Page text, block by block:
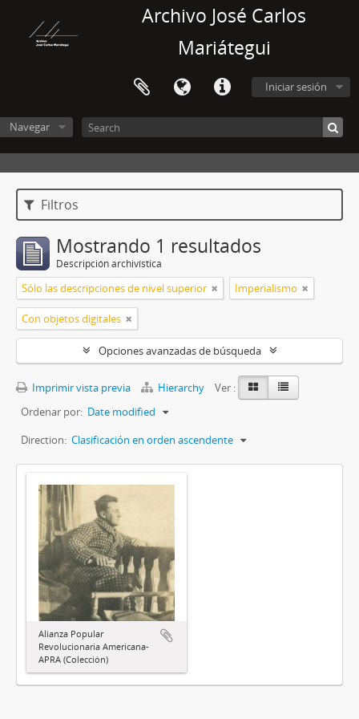
Archivo José Carlos
Mariátegui
Iniciar sesión
Navegar
Filtros
Mostrando 1 resultados
Descripción archivística
Sólo las descripciones de nivel superior Imperialismo
Con objetos digitales
Opciones avanzadas de búsqueda
Imprimir vista previa Hierarchy
Ver :
Ordenar por: Date modified
Direction: Clasificación en orden ascendente
Alianza Popular
Revolucionaria Americana-
APRA (Colección)